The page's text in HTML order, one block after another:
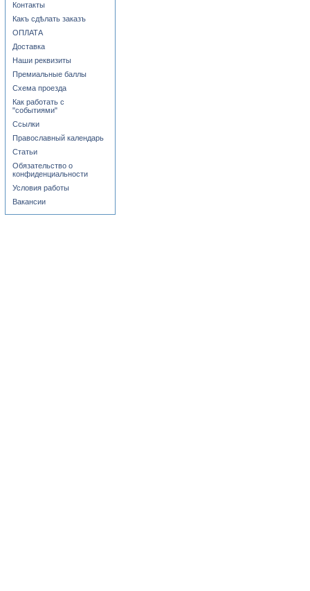
Контакты
Какъ сдѣлать заказъ
ОПЛАТА
Доставка
Наши реквизиты
Премиальные баллы
Схема проезда
Как работать с
"событиями"
Ссылки
Православный календарь
Статьи
Обязательство о
конфиденциальности
Условия работы
Вакансии